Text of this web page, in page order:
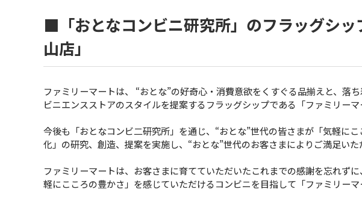
■「おとなコンビニ研究所」のフラッグシ
山店」
ファミリーマートは、 “おとな”の好奇心・消費意欲をくすぐる品揃えと、落
ビニエンスストアのスタイルを提案するフラッグシップである「ファミリー
今後も「おとなコンビ二研究所」を通じ、“おとな”世代の皆さまが「気軽に
化」の研究、創造、提案を実施し、“おとな”世代のお客さまによりご満足いた
ファミリーマートは、お客さまに育てていただいたこれまでの感謝を忘れず
軽にこころの豊かさ」を感じていただけるコンビニを目指して「ファミリーマ